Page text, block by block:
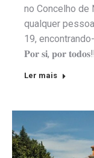
no Concelho de
qualquer
19,
𝐏𝐨𝐫 𝐬𝐢, 𝐩𝐨𝐫
Ler mais